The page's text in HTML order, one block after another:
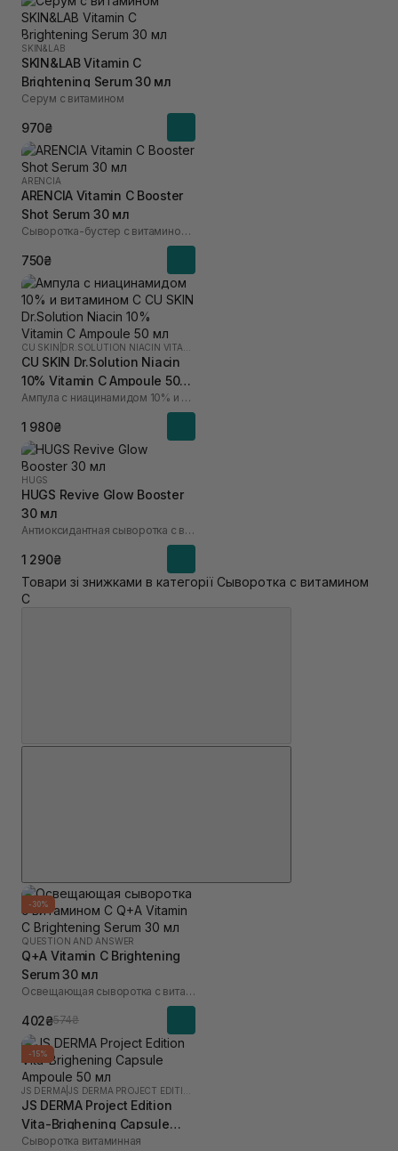
SKIN&LAB
SKIN&LAB Vitamin C
Brightening Serum 30 мл
Серум с витамином
970₴
ARENCIA
ARENCIA Vitamin C Booster
Shot Serum 30 мл
Сыворотка-бустер с витамином C
750₴
CU SKIN
CU SKIN Dr.Solution Niacin
10% Vitamin C Ampoule 50
мл
Ампула с ниацинамидом 10% и витамином C
1 980₴
HUGS
HUGS Revive Glow Booster
30 мл
Антиоксидантная сыворотка с витамином C
1 290₴
Товари зі знижками в категорії Сыворотка с витамином
С
-30%
QUESTION AND ANSWER
Q+A Vitamin C Brightening
Serum 30 мл
Освещающая сыворотка с витамином C
402₴574₴
-15%
JS DERMA |
JS DERMA Project Edition
Vita-Brighening Capsule
Ampoule 50 мл
Сыворотка витаминная